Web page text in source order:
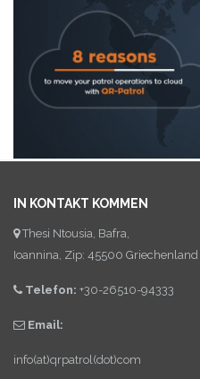
IN KONTAKT KOMMEN
Thesi Ntousia, Bafra,
Ioannina, Zip: 45500 Griechenland
Telefon: +30-26510-94333
Email:
info(at)qrpatrol(dot)com